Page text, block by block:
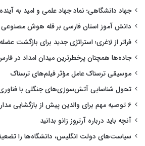
جهاد دانشگاهی؛ نماد جهاد علمی و امید به
دانش آموز استان فارسی بر قله هوش مصنوعی
فراتر از لاغری؛ استراتژی جدید برای بازگشت
جاده‌ها همچنان پرخطرترین میدان امداد در
موسیقی ترسناک عامل مؤثر فیلم‌های ترسناک
تحول شناسایی آتش‌سوزی‌های جنگلی با
۶ توصیه مهم برای والدین پیش از بازگشایی مدارس
آنچه باید درباره آرتروز زانو بدانید
سیاست‌های دولت انگلیس، دانشگاه‌ها را